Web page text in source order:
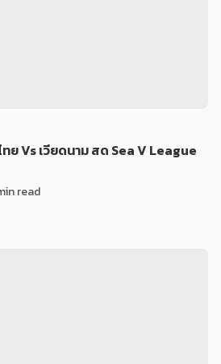
Vs เวียดนาม สด Sea V League
read